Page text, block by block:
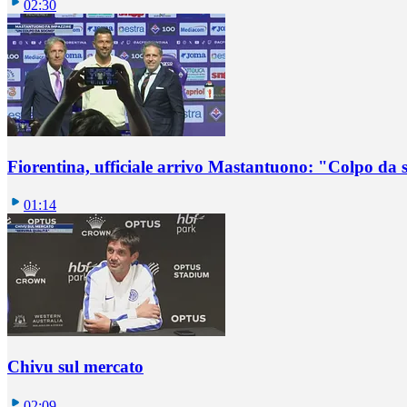
02:30
Fiorentina, ufficiale arrivo Mastantuono: "Colpo da
01:14
Chivu sul mercato